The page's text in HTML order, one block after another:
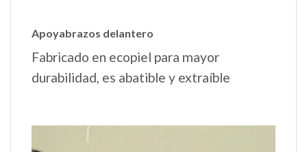
Apoyabrazos delantero
Fabricado en ecopiel para mayor
durabilidad, es abatible y extraíble